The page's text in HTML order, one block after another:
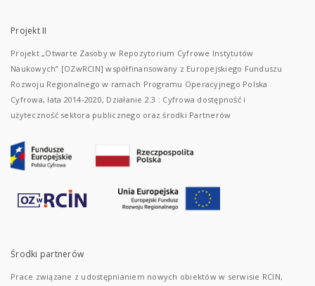
Projekt II
Projekt „Otwarte Zasoby w Repozytorium Cyfrowe Instytutów
Naukowych” [OZwRCIN] współfinansowany z Europejskiego Funduszu
Rozwoju Regionalnego w ramach Programu Operacyjnego Polska
Cyfrowa, lata 2014-2020, Działanie 2.3 : Cyfrowa dostępność i
użyteczność sektora publicznego oraz środki Partnerów
Środki partnerów
Prace związane z udostępnianiem nowych obiektów w serwisie RCIN,